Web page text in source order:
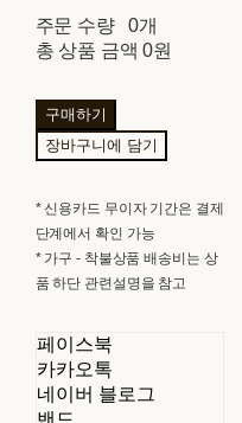
주문 수량
0개
총 상품 금액 0원
구매하기
장바구니에 담기
* 신용카드 무이자 기간은 결제
단계에서 확인 가능
* 가구 - 착불상품 배송비는 상
품 하단 관련설명을 참고
페이스북
카카오톡
네이버 블로그
밴드